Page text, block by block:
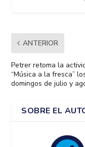
ANTERIOR
Petrer retoma la
“Música a la fresca”
domingos de julio y
SOBRE EL